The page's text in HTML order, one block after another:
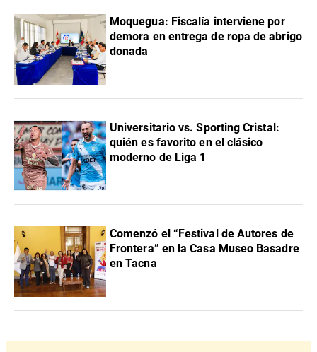
Moquegua: Fiscalía interviene por
demora en entrega de ropa de abrigo
donada
Universitario vs. Sporting Cristal:
quién es favorito en el clásico
moderno de Liga 1
Comenzó el “Festival de Autores de
Frontera” en la Casa Museo Basadre
en Tacna